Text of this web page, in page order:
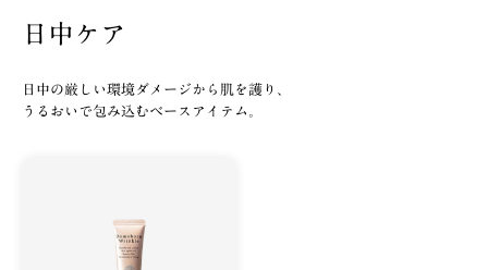
日中ケア
日中の厳しい環境ダメージから肌を護り、
うるおいで包み込むベースアイテム。